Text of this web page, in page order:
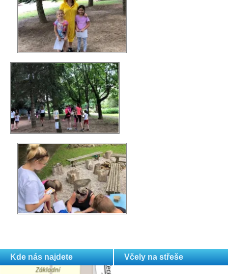
Kde nás najdete Včely na střeše